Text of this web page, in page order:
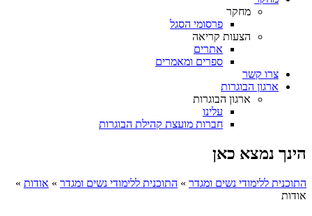
מחקר
פרסומי הסגל
הצעות קריאה
אתרים
ספרים ומאמרים
צרו קשר
ארגון הבוגרות
ארגון הבוגרות
עלינו
חברות מועצת קהילת הבוגרות
הינך נמצא כאן
התוכנית ללימודי נשים ומגדר » התוכנית ללימודי נשים ומגדר » אודות »
אודות